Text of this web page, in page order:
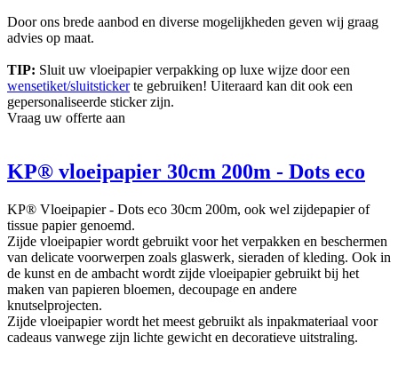
Door ons brede aanbod en diverse mogelijkheden geven wij graag
advies op maat.
TIP: Sluit uw vloeipapier verpakking op luxe wijze door een
wensetiket/sluitstickerte gebruiken! Uiteraard kan dit ook een
gepersonaliseerde sticker zijn.
Vraag uw offerte aan
KP® vloeipapier 30cm 200m - Dots eco
KP® Vloeipapier - Dots eco 30cm 200m, ook wel zijdepapier of
tissue papier genoemd.
Zijde vloeipapier wordt gebruikt voor het verpakken en beschermen
van delicate voorwerpen zoals glaswerk, sieraden of kleding. Ook in
de kunst en de ambacht wordt zijde vloeipapier gebruikt bij het
maken van papieren bloemen, decoupage en andere
knutselprojecten.
Zijde vloeipapier wordt het meest gebruikt als inpakmateriaal voor
cadeaus vanwege zijn lichte gewicht en decoratieve uitstraling.